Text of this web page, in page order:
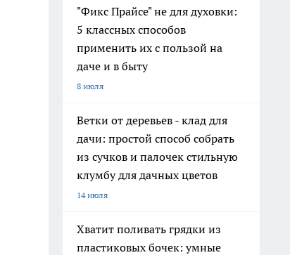
"Фикс Прайсе" не для духовки:
5 классных способов
применить их с пользой на
даче и в быту
8 июля
Ветки от деревьев - клад для
дачи: простой способ собрать
из сучков и палочек стильную
клумбу для дачных цветов
14 июля
Хватит поливать грядки из
пластиковых бочек: умные